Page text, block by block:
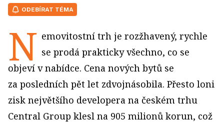
ODEBÍRAT TÉMA
N emovitostní trh je rozžhavený, rychle
se prodá prakticky všechno, co se
objeví v nabídce. Cena nových bytů se
za posledních pět let zdvojnásobila. Přesto loni
zisk největšího developera na českém trhu
Central Group klesl na 905 milionů korun, což